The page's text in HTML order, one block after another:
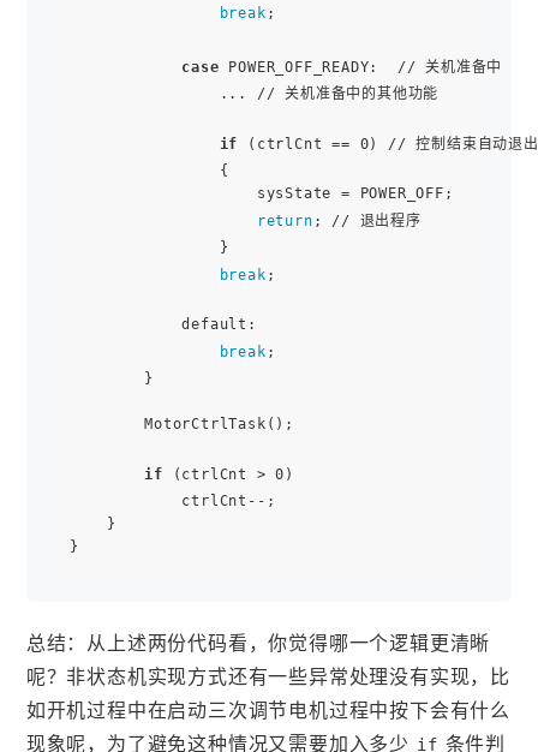
break ;
case POWER_OFF_READY:  // 关机准备中
... // 关机准备中的其他功能
if (ctrlCnt == 0) // 控制结束自动退出
{
sysState = POWER_OFF;
return ; // 退出程序
}
break ;
default:
break ;
}
MotorCtrlTask();
if (ctrlCnt > 0)
ctrlCnt--;
}
总结：从上述两份代码看，你觉得哪一个逻辑更清晰
呢？非状态机实现方式还有一些异常处理没有实现，比
如开机过程中在启动三次调节电机过程中按下会有什么
现象呢，为了避免这种情况又需要加入多少 if 条件判